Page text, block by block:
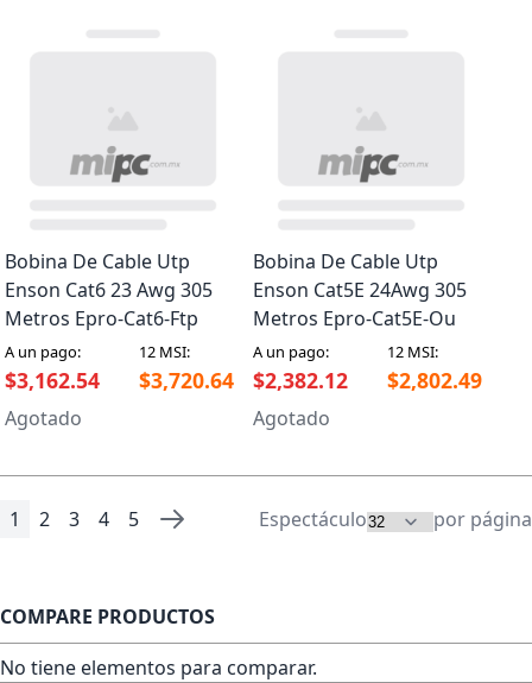
Bobina De Cable Utp
Enson Cat6 23 Awg 305
Metros Epro-Cat6-Ftp
A un pago: 12 MSI:
$3,162.54 $3,720.64
Agotado
Bobina De Cable Utp
Enson Cat5E 24Awg 305
Metros Epro-Cat5E-Ou
A un pago: 12 MSI:
$2,382.12 $2,802.49
Agotado
Página
Está viendo la página
1 Página
2 Página
3 Página
4 Página
5 Página
Siguiente Espectáculo por página
COMPARE PRODUCTOS
No tiene elementos para comparar.